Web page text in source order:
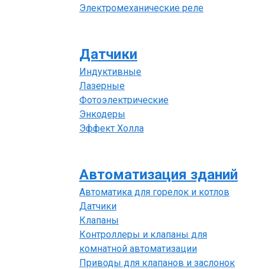
Электромеханические реле
Датчики
Индуктивные
Лазерные
Фотоэлектрические
Энкодеры
Эффект Холла
Автоматизация зданий
Автоматика для горелок и котлов
Датчики
Клапаны
Контроллеры и клапаны для
комнатной автоматизации
Приводы для клапанов и заслонок